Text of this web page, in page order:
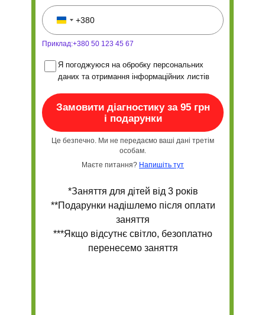
Приклад:+380 50 123 45 67
Я погоджуюся на обробку персональних
даних та отримання інформаційних листів
Замовити діагностику за 95 грн
і подарунки
Це безпечно. Ми не передаємо ваші дані третім
особам.
Маєте питання? Напишіть тут
*Заняття для дітей від 3 років
**Подарунки надішлемо після оплати
заняття
***Якщо відсутнє світло, безоплатно
перенесемо заняття